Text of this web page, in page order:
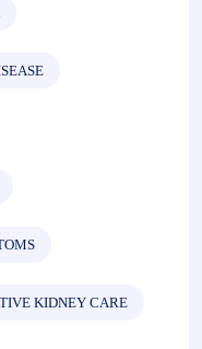
KIDNEY CARE